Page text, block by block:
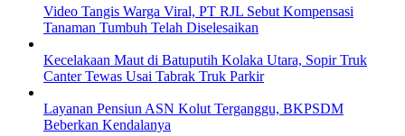
Video Tangis Warga Viral, PT RJL Sebut Kompensasi
Tanaman Tumbuh Telah Diselesaikan
Kecelakaan Maut di Batuputih Kolaka Utara, Sopir Truk
Canter Tewas Usai Tabrak Truk Parkir
Layanan Pensiun ASN Kolut Terganggu, BKPSDM
Beberkan Kendalanya